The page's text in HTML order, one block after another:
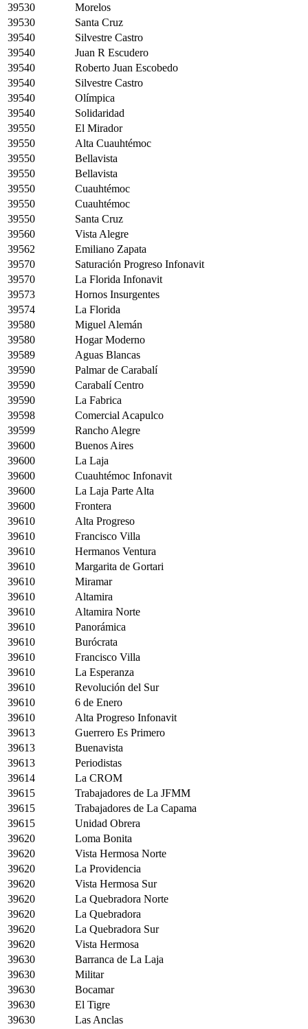
39530
Morelos
39530
Santa Cruz
39540
Silvestre Castro
39540
Juan R Escudero
39540
Roberto Juan Escobedo
39540
Silvestre Castro
39540
Olímpica
39540
Solidaridad
39550
El Mirador
39550
Alta Cuauhtémoc
39550
Bellavista
39550
Bellavista
39550
Cuauhtémoc
39550
Cuauhtémoc
39550
Santa Cruz
39560
Vista Alegre
39562
Emiliano Zapata
39570
Saturación Progreso Infonavit
39570
La Florida Infonavit
39573
Hornos Insurgentes
39574
La Florida
39580
Miguel Alemán
39580
Hogar Moderno
39589
Aguas Blancas
39590
Palmar de Carabalí
39590
Carabalí Centro
39590
La Fabrica
39598
Comercial Acapulco
39599
Rancho Alegre
39600
Buenos Aires
39600
La Laja
39600
Cuauhtémoc Infonavit
39600
La Laja Parte Alta
39600
Frontera
39610
Alta Progreso
39610
Francisco Villa
39610
Hermanos Ventura
39610
Margarita de Gortari
39610
Miramar
39610
Altamira
39610
Altamira Norte
39610
Panorámica
39610
Burócrata
39610
Francisco Villa
39610
La Esperanza
39610
Revolución del Sur
39610
6 de Enero
39610
Alta Progreso Infonavit
39613
Guerrero Es Primero
39613
Buenavista
39613
Periodistas
39614
La CROM
39615
Trabajadores de La JFMM
39615
Trabajadores de La Capama
39615
Unidad Obrera
39620
Loma Bonita
39620
Vista Hermosa Norte
39620
La Providencia
39620
Vista Hermosa Sur
39620
La Quebradora Norte
39620
La Quebradora
39620
La Quebradora Sur
39620
Vista Hermosa
39630
Barranca de La Laja
39630
Militar
39630
Bocamar
39630
El Tigre
39630
Las Anclas